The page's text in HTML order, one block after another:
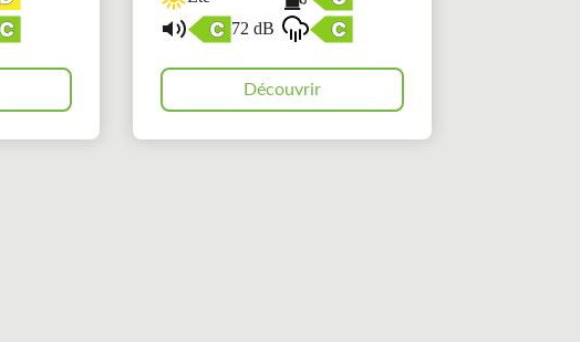
72 dB
Découvrir